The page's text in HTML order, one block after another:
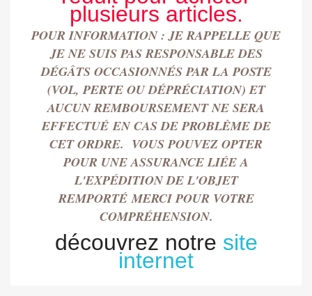
plusieurs articles.
POUR INFORMATION : JE RAPPELLE QUE
JE NE SUIS PAS RESPONSABLE DES
DÉGÂTS OCCASIONNÉS PAR LA POSTE
(VOL, PERTE OU DÉPRÉCIATION) ET
AUCUN REMBOURSEMENT NE SERA
EFFECTUÉEN CAS DE PROBLÈME DE
CET ORDRE. VOUS POUVEZ OPTER
POUR UNE ASSURANCE LIÉE A
L'EXPÉDITION DE L'OBJET
REMPORTÉMERCI POUR VOTRE
COMPRÉHENSION.
découvrez notre site
internet